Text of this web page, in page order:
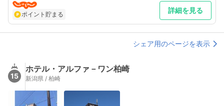
ポイント貯まる 詳細を見る
シェア用のページを表示
15
ホテル・アルファ－ワン柏崎
新潟県 / 柏崎